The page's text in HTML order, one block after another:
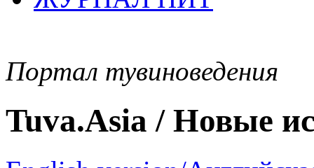
Портал тувиноведения
Tuva.Asia / Новые